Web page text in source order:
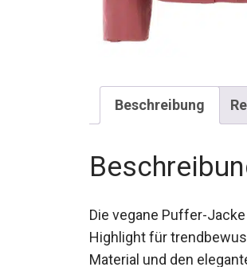
Beschreibung
Die vegane Puffer-Jacke
Highlight für
Material und den